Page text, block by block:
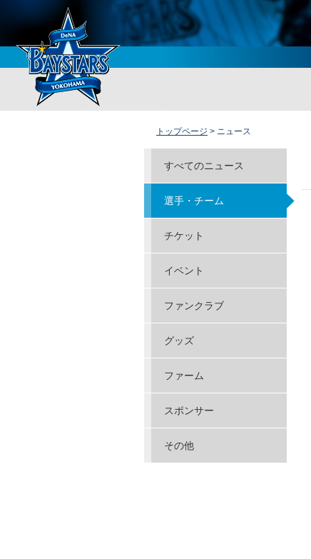
トップページ > ニュース
すべてのニュース
選手・チーム
チケット
イベント
ファンクラブ
グッズ
ファーム
スポンサー
その他